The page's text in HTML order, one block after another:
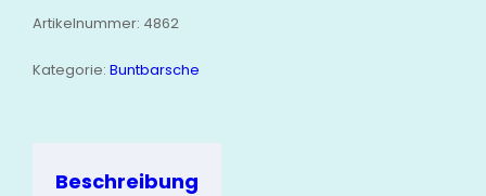
Artikelnummer: 4862
Kategorie: Buntbarsche
Beschreibung